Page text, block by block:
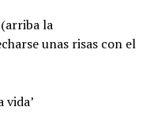
la
unas risas con el
vida’